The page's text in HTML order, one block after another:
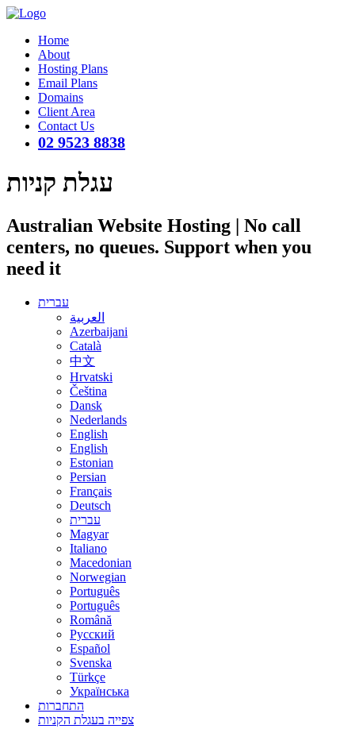
Home
About
Hosting Plans
Email Plans
Domains
Client Area
Contact Us
02 9523 8838
עגלת קניות
Australian Website Hosting | No call
centers, no queues. Support when you
need it
עברית
العربية
Azerbaijani
Català
中文
Hrvatski
Čeština
Dansk
Nederlands
English
English
Estonian
Persian
Français
Deutsch
עברית
Magyar
Italiano
Macedonian
Norwegian
Português
Português
Română
Русский
Español
Svenska
Türkçe
Українська
התחברות
צפייה בעגלת הקניות